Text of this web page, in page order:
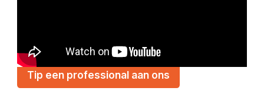
Tip een professional aan ons